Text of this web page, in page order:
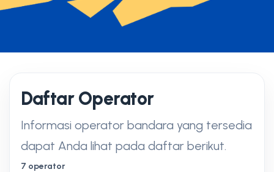
Daftar Operator
Informasi operator bandara yang tersedia
dapat Anda lihat pada daftar berikut.
7 operator